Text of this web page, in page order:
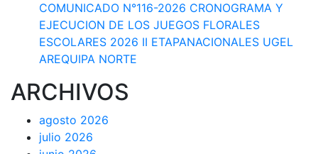
COMUNICADO N°116-2026 CRONOGRAMA Y
EJECUCION DE LOS JUEGOS FLORALES
ESCOLARES 2026 II ETAPANACIONALES UGEL
AREQUIPA NORTЕ
ARCHIVOS
agosto 2026
julio 2026